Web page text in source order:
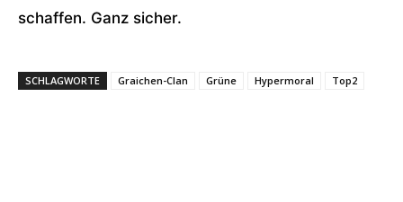
schaffen. Ganz sicher.
SCHLAGWORTE Graichen-Clan Grüne Hypermoral Top2